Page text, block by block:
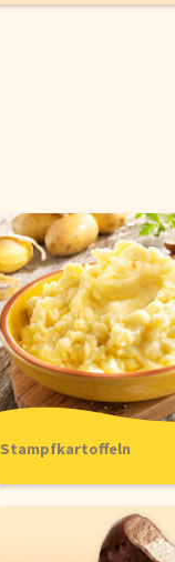
Stampfkartoffeln